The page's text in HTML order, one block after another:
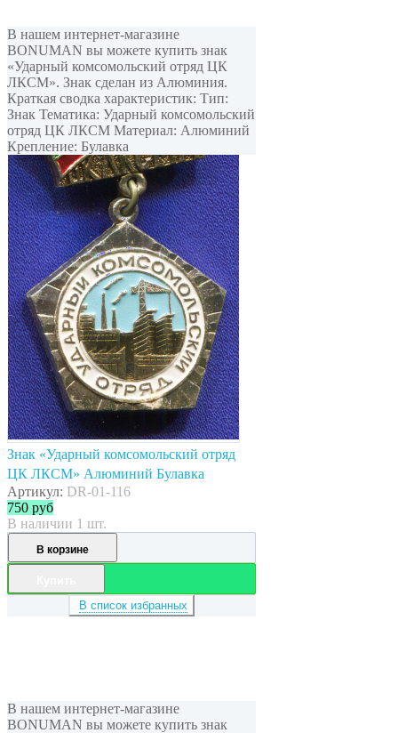
В нашем интернет-магазине
BONUMAN вы можете купить знак
«Ударный комсомольский отряд ЦК
ЛКСМ». Знак сделан из Алюминия.
Краткая сводка характеристик: Тип:
Знак Тематика: Ударный комсомольский
отряд ЦК ЛКСМ Материал: Алюминий
Крепление: Булавка
Знак «Ударный комсомольский отряд
ЦК ЛКСМ» Алюминий Булавка
Артикул: DR-01-116
750 руб
В наличии 1 шт.
В корзине
В список избранных
В нашем интернет-магазине
BONUMAN вы можете купить знак